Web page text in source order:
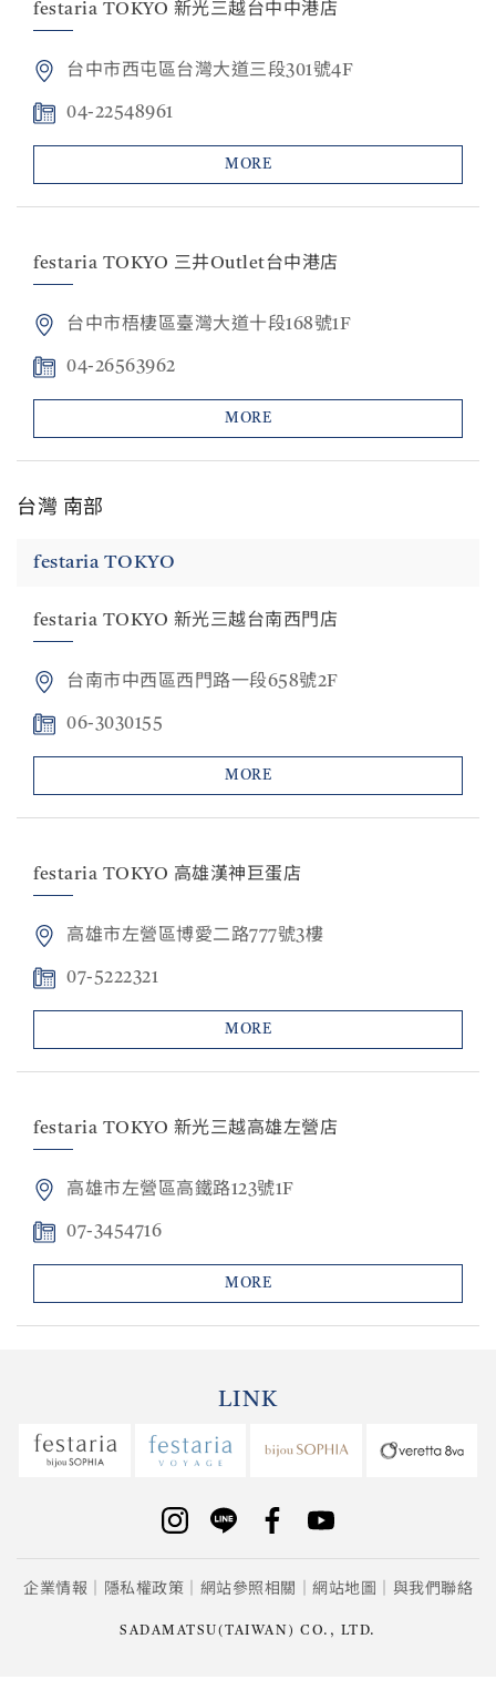
festaria TOKYO 新光三越台中中港店
台中市西屯區台灣大道三段301號4F
04-22548961
MORE
festaria TOKYO 三井Outlet台中港店
台中市梧棲區臺灣大道十段168號1F
04-26563962
MORE
台灣 南部
festaria TOKYO
festaria TOKYO 新光三越台南西門店
台南市中西區西門路一段658號2F
06-3030155
MORE
festaria TOKYO 高雄漢神巨蛋店
高雄市左營區博愛二路777號3樓
07-5222321
MORE
festaria TOKYO 新光三越高雄左營店
高雄市左營區高鐵路123號1F
07-3454716
MORE
LINK
企業情報 隱私權政策 網站參照相關 網站地圖 與我們聯絡
SADAMATSU(TAIWAN) CO., LTD.